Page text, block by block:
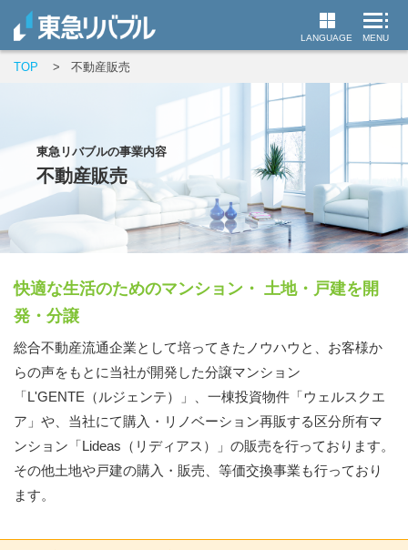
MENU
LANGUAGE
TOP 不動産販売
東急リバブルの事業内容
不動産販売
快適な生活のためのマンション・ 土地・戸建を開
発・分譲
総合不動産流通企業として培ってきたノウハウと、お客様か
らの声をもとに当社が開発した分譲マンション
「L'GENTE（ルジェンテ）」、一棟投資物件「ウェルスクエ
ア」や、当社にて購入・リノベーション再販する区分所有マ
ンション「Lideas（リディアス）」の販売を行っております。
その他土地や戸建の購入・販売、等価交換事業も行っており
ます。
会社情報
売買仲介
新築販売受託
不動産販売
多彩な事業
新しい価値への取り組み